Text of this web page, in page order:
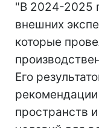
"В 2024-2025
внешних
которые
Его
пространств